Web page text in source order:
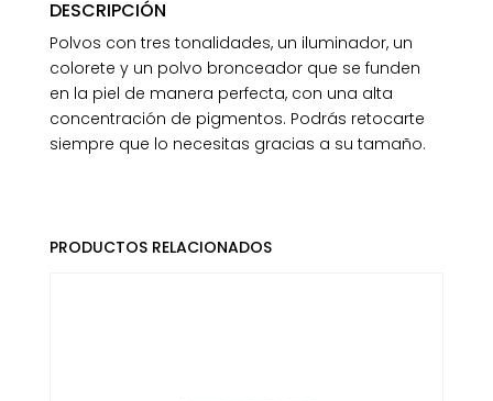
DESCRIPCIÓN
Polvos con tres tonalidades, un iluminador, un
colorete y un polvo bronceador que se funden
en la piel de manera perfecta, con una alta
concentración de pigmentos. Podrás retocarte
siempre que lo necesitas gracias a su tamaño.
PRODUCTOS RELACIONADOS